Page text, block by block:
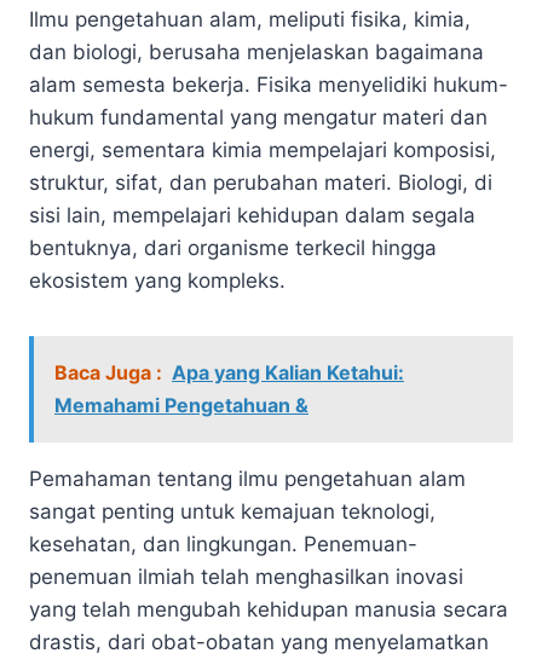
Ilmu pengetahuan alam, meliputi fisika, kimia,
dan biologi, berusaha menjelaskan bagaimana
alam semesta bekerja. Fisika menyelidiki hukum-
hukum fundamental yang mengatur materi dan
energi, sementara kimia mempelajari komposisi,
struktur, sifat, dan perubahan materi. Biologi, di
sisi lain, mempelajari kehidupan dalam segala
bentuknya, dari organisme terkecil hingga
ekosistem yang kompleks.
Baca Juga : Apa yang Kalian Ketahui:
Memahami Pengetahuan &
Pemahaman tentang ilmu pengetahuan alam
sangat penting untuk kemajuan teknologi,
kesehatan, dan lingkungan. Penemuan-
penemuan ilmiah telah menghasilkan inovasi
yang telah mengubah kehidupan manusia secara
drastis, dari obat-obatan yang menyelamatkan